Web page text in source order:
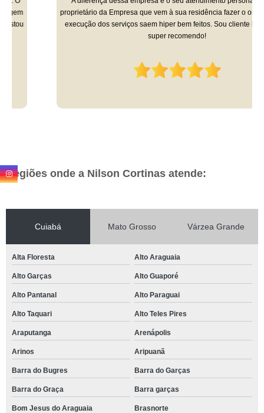
proprietário da Empresa que vem à sua residência fazer o orçamento e a
execução dos serviços saem hiper bem feitos. Sou cliente há 9 anos e
super recomendo!
Regiões onde a Nilson Cortinas atende:
Cuiabá Mato Grosso Várzea Grande
Alta Floresta Alto Araguaia
Alto Garças Alto Guaporé
Alto Pantanal Alto Paraguai
Alto Taquari Alto Teles Pires
Araputanga Arenápolis
Arinos Aripuanã
Barra do Bugres Barra do Garças
Barra do Graça Barra garças
Bom Jesus do Araguaia Brasnorte